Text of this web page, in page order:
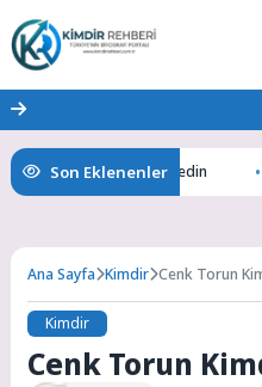
Son Eklenenler
Gizemlerini Keşfedin
Ana Sayfa Kimdir Cenk Torun
Kimdir
Cenk Torun